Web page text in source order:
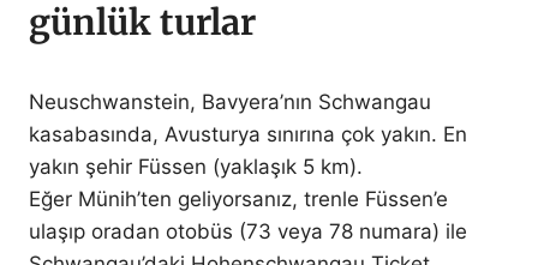
günlük turlar
Neuschwanstein, Bavyera’nın Schwangau
kasabasında, Avusturya sınırına çok yakın. En
yakın şehir Füssen (yaklaşık 5 km).
Eğer Münih’ten geliyorsanız, trenle Füssen’e
ulaşıp oradan otobüs (73 veya 78 numara) ile